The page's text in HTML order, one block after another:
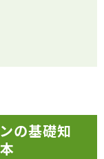
の基礎知